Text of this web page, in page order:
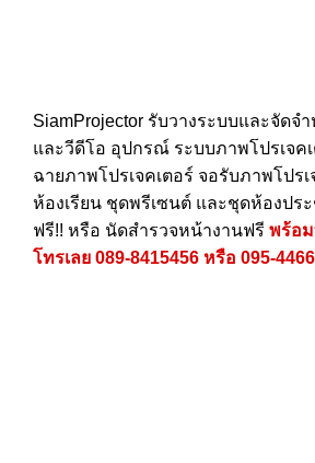
SiamProjector รับวางระบบและจัดจ
และวีดีโอ อุปกรณ์ ระบบภาพโปรเจคเ
ฉายภาพโปรเจคเตอร์ จอรับภาพโปร
ห้องเรียน ชุดพรีเซนต์ และชุดห้องปร
ฟรี!! หรือ นัดสำรวจหน้างานฟรี พร้อม
โทรเลย 089-8415456 หรือ 095-